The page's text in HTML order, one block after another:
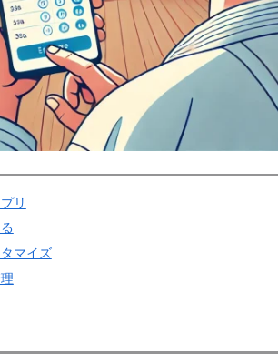
リ
マイズ